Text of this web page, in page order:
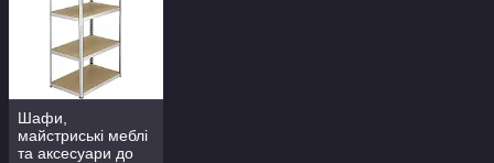
Шафи,
майстриські меблі
та аксесуари до